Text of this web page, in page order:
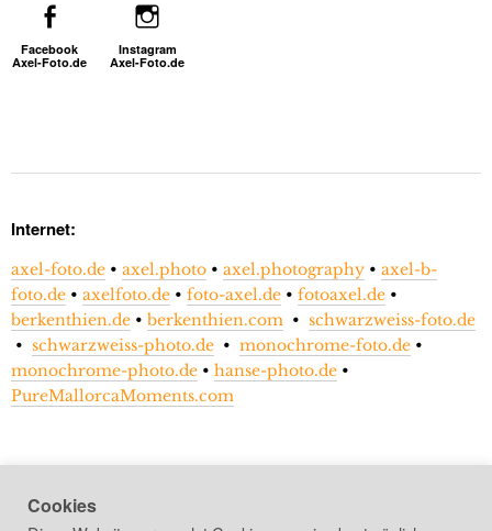
Facebook
Axel-Foto.de
Instagram
Axel-Foto.de
Internet:
axel-foto.de • axel.photo • axel.photography • axel-b-
foto.de • axelfoto.de • foto-axel.de • fotoaxel.de •
berkenthien.de • berkenthien.com • schwarzweiss-foto.de
• schwarzweiss-photo.de • monochrome-foto.de •
monochrome-photo.de • hanse-photo.de •
PureMallorcaMoments.com
Cookies